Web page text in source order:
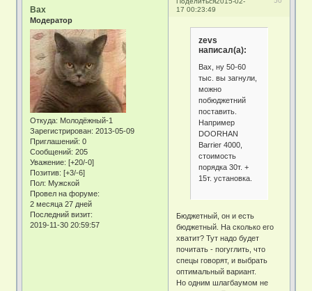
17 00:23:49
Bax
Модератор
Откуда: Молодёжный-1
Зарегистрирован: 2013-05-09
Приглашений: 0
Сообщений: 205
Уважение: [+20/-0]
Позитив: [+3/-6]
Пол: Мужской
Провел на форуме:
2 месяца 27 дней
Последний визит:
2019-11-30 20:59:57
zevs
написал(а):
Bax, ну 50-60
тыс. вы загнули,
можно
побюджетний
поставить.
Например
DOORHAN
Barrier 4000,
стоимость
порядка 30т. +
15т. установка.
Бюджетный, он и есть
бюджетный. На сколько его
хватит? Тут надо будет
почитать - погуглить, что
спецы говорят, и выбрать
оптимальный вариант.
Но одним шлагбаумом не